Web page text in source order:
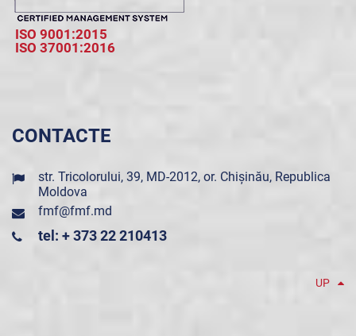
ISO 9001:2015
ISO 37001:2016
CONTACTE
str. Tricolorului, 39, MD-2012, or. Chișinău, Republica
Moldova
fmf@fmf.md
tel: + 373 22 210413
UP